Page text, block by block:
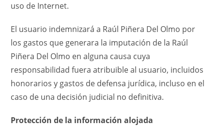
uso de Internet.
El usuario indemnizará a Raúl Piñera Del Olmo por
los gastos que generara la imputación de la Raúl
Piñera Del Olmo en alguna causa cuya
responsabilidad fuera atribuible al usuario, incluidos
honorarios y gastos de defensa jurídica, incluso en el
caso de una decisión judicial no definitiva.
Protección de la información alojada